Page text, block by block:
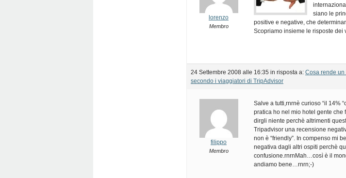
lorenzo
Membro
siano le
positive e negative, che
Scopriamo insieme le risposte
24 Settembre 2008 alle 16:35 in risposta a: Cosa rende un
secondo i viaggiatori di TripAdvisor
filippo
Membro
Salve a tutti,rnrnè curioso “il 14%
pratica ho nel mio hotel gente che
dirgli niente perchè altrimenti
Tripadvisor una recensione
non è “friendly”. In compenso mi
negativa dagli altri ospiti perchè
confusione.rnrnMah…così è il
andiamo bene…rnrn;-)